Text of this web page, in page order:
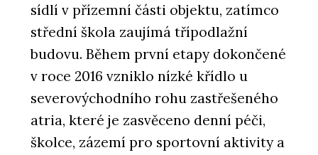
sídlí v přízemní části objektu, zatímco
střední škola zaujímá třípodlažní
budovu. Během první etapy dokončené
v roce 2016 vzniklo nízké křídlo u
severovýchodního rohu zastřešeného
atria, které je zasvěceno denní péči,
školce, zázemí pro sportovní aktivity a